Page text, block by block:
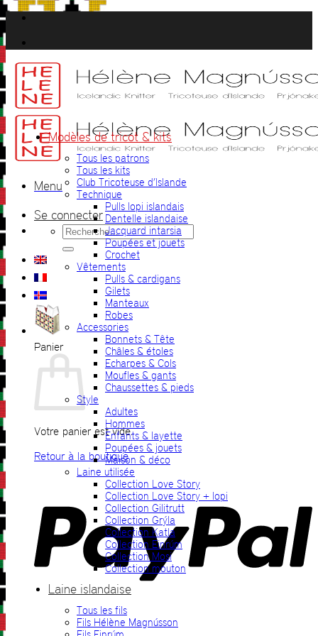
Passer
au
contenu
Menu
Se connecter
Recherche
pour :
Panier
Votre panier est vide.
Retour à la boutique
Modèles de tricot & kits
Tous les patrons
Tous les kits
Club Tricoteuse d’Islande
Technique
Pulls lopi islandais
Dentelle islandaise
Jacquard intarsia
Poupées et jouets
Crochet
Vêtements
Pulls & cardigans
Gilets
Manteaux
Robes
Accessories
Bonnets & Tête
Châles & étoles
Echarpes & Cols
Moufles & gants
Chaussettes & pieds
Style
Adultes
Hommes
Enfants & layette
Poupées & jouets
Maison & déco
Laine utilisée
Collection Love Story
Collection Love Story + lopi
Collection Gilitrutt
Collection Grýla
Collection Katla
Collection Einrúm
Collection Mosi
Collection mouton
Laine islandaise
Tous les fils
Fils Hélène Magnússon